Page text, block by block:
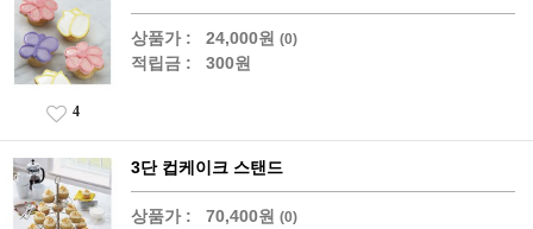
상품가 : 24,000원 (0)
적립금 : 300원
4
3단 컵케이크 스탠드
상품가 : 70,400원 (0)